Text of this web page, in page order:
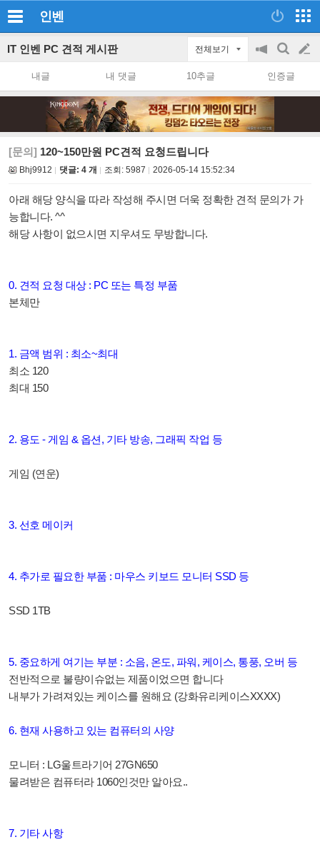
인벤
IT 인벤 PC 견적 게시판 전체보기
공
on/off
검
색
글
쓰
내글 내 댓글 10추글 인증글
[문의] 120~150만원 PC견적 요청드립니다
Bhj9912 댓글: 4 개 조회: 5987 2026-05-14 15:52:34
아래 해당 양식을 따라 작성해 주시면 더욱 정확한 견적 문의가 가
능합니다. ^^
해당 사항이 없으시면 지우셔도 무방합니다.
0. 견적 요청 대상 : PC 또는 특정 부품
본체만
1. 금액 범위 : 최소~최대
최소 120
최대 150
2. 용도 - 게임 & 옵션, 기타 방송, 그래픽 작업 등
게임 (연운)
3. 선호 메이커
4. 추가로 필요한 부품 : 마우스 키보드 모니터 SSD 등
SSD 1TB
5. 중요하게 여기는 부분 : 소음, 온도, 파워, 케이스, 통풍, 오버 등
전반적으로 불량이슈없는 제품이었으면 합니다
내부가 가려져있는 케이스를 원해요 (강화유리케이스XXXX)
6. 현재 사용하고 있는 컴퓨터의 사양
모니터 : LG울트라기어 27GN650
물려받은 컴퓨터라 1060인것만 알아요..
7. 기타 사항